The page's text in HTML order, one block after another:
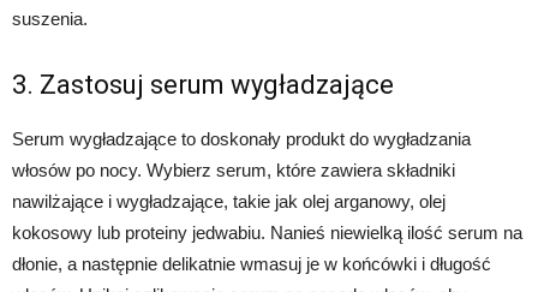
suszenia.
3. Zastosuj serum wygładzające
Serum wygładzające to doskonały produkt do wygładzania
włosów po nocy. Wybierz serum, które zawiera składniki
nawilżające i wygładzające, takie jak olej arganowy, olej
kokosowy lub proteiny jedwabiu. Nanieś niewielką ilość serum na
dłonie, a następnie delikatnie wmasuj je w końcówki i długość